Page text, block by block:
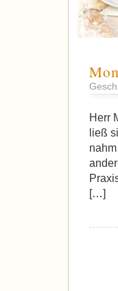
Herr
ließ
[…]